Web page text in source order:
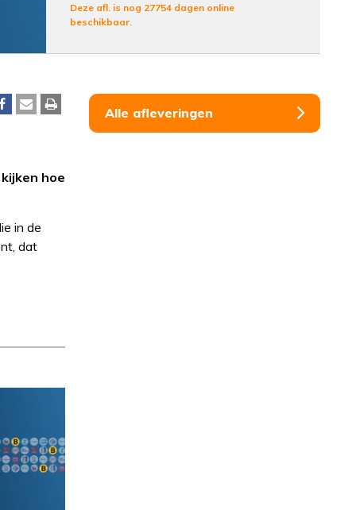
Deze afl. is nog 27754 dagen online
beschikbaar.
hoe
in de
dat
Alle afleveringen